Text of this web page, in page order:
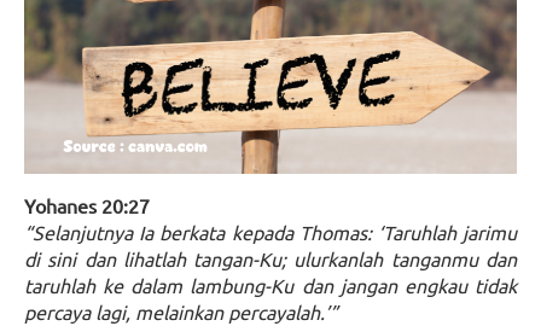
Yohanes 20:27
“Selanjutnya Ia berkata kepada Thomas: ‘Taruhlah jarimu
di sini dan lihatlah tangan-Ku; ulurkanlah tanganmu dan
taruhlah ke dalam lambung-Ku dan jangan engkau tidak
percaya lagi, melainkan percayalah.’”